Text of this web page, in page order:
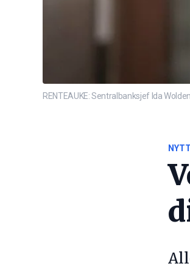
RENTEAUKE: Sentralbanksjef Ida
NYTT